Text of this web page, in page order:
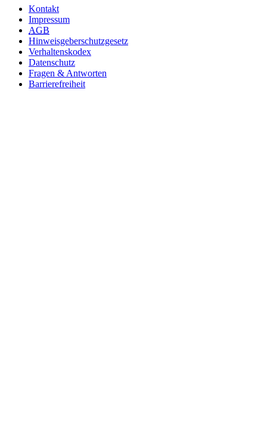
Kontakt
Impressum
AGB
Hinweisgeberschutzgesetz
Verhaltenskodex
Datenschutz
Fragen & Antworten
Barrierefreiheit